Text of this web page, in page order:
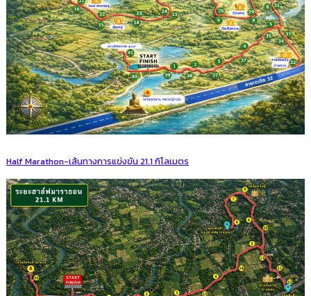
Half Marathon-เส้นทางการแข่งขัน 21.1 กิโลเมตร